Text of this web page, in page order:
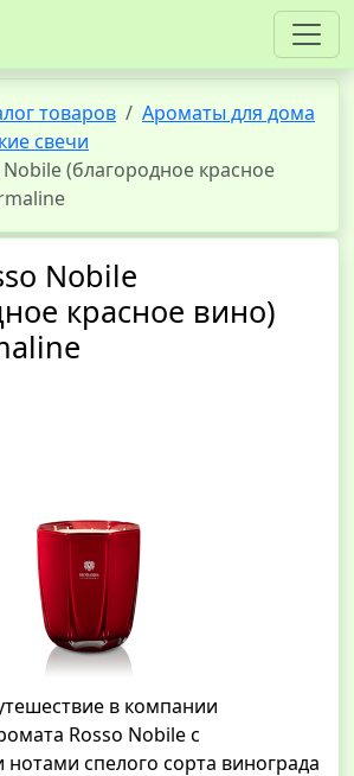
товаров
Ароматы для дома
свечи
(благородное красное
Nobile
красное вино)
в компании
Rosso Nobile с
спелого сорта винограда